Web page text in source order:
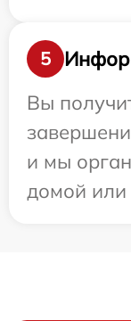
5
Вы
и мы
домой